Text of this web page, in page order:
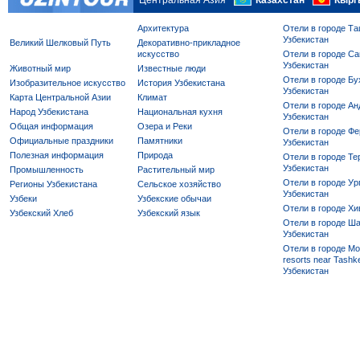
Архитектура
Великий Шелковый Путь
Декоративно-прикладное
искусство
Животный мир
Известные люди
Изобразительное искусство
История Узбекистана
Карта Центральной Азии
Климат
Народ Узбекистана
Национальная кухня
Общая информация
Озера и Реки
Официальные праздники
Памятники
Полезная информация
Природа
Промышленность
Растительный мир
Регионы Узбекистана
Сельское хозяйство
Узбеки
Узбекские обычаи
Узбекский Хлеб
Узбекский язык
Отели в городе
Узбекистан
Отели в городе
Узбекистан
Отели в городе
Узбекистан
Отели в городе
Узбекистан
Отели в городе
Узбекистан
Отели в городе
Узбекистан
Отели в городе
Узбекистан
Отели в городе
Отели в городе
Узбекистан
Отели в городе
resorts near
Узбекистан